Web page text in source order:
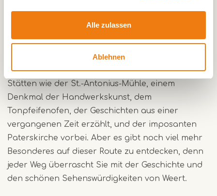
Alle zulassen
Ablehnen
Urnenfelder. Wenn Sie durch den Weerterbos
radeln, werden Sie von der Ruhe und Schönheit
der Natur umgeben sein.
Auf dieser Tour kommen Sie an bemerkenswerten
Stätten wie der St.-Antonius-Mühle, einem
Denkmal der Handwerkskunst, dem
Tonpfeifenofen, der Geschichten aus einer
vergangenen Zeit erzählt, und der imposanten
Paterskirche vorbei. Aber es gibt noch viel mehr
Besonderes auf dieser Route zu entdecken, denn
jeder Weg überrascht Sie mit der Geschichte und
den schönen Sehenswürdigkeiten von Weert.